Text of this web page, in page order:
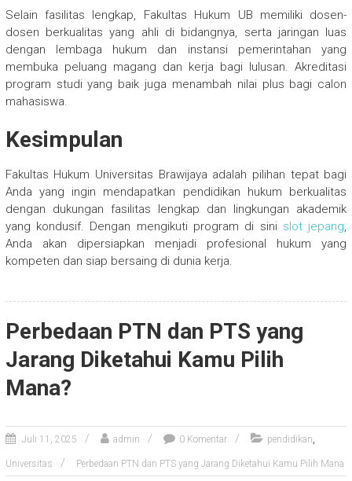
Selain fasilitas lengkap, Fakultas Hukum UB memiliki dosen-
dosen berkualitas yang ahli di bidangnya, serta jaringan luas
dengan lembaga hukum dan instansi pemerintahan yang
membuka peluang magang dan kerja bagi lulusan. Akreditasi
program studi yang baik juga menambah nilai plus bagi calon
mahasiswa.
Kesimpulan
Fakultas Hukum Universitas Brawijaya adalah pilihan tepat bagi
Anda yang ingin mendapatkan pendidikan hukum berkualitas
dengan dukungan fasilitas lengkap dan lingkungan akademik
yang kondusif. Dengan mengikuti program di sini slot jepang,
Anda akan dipersiapkan menjadi profesional hukum yang
kompeten dan siap bersaing di dunia kerja.
Perbedaan PTN dan PTS yang
Jarang Diketahui Kamu Pilih
Mana?
Juli 11, 2025 admin 0 Komentar pendidikan,
Universitas Perbedaan PTN dan PTS yang Jarang Diketahui Kamu Pilih Mana